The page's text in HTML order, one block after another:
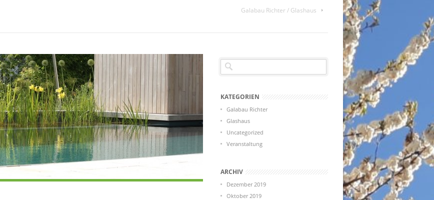
Galabau Richter / Glashaus
KATEGORIEN
Galabau Richter
Glashaus
Uncategorized
Veranstaltung
ARCHIV
Dezember 2019
Oktober 2019